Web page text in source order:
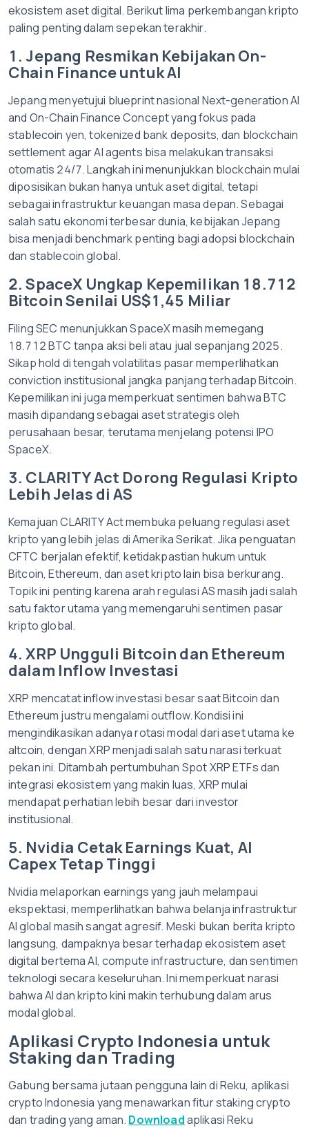
ekosistem aset digital. Berikut lima perkembangan kripto
paling penting dalam sepekan terakhir.
1. Jepang Resmikan Kebijakan On-
Chain Finance untuk AI
Jepang menyetujui blueprint nasional Next-generation AI
and On-Chain Finance Concept yang fokus pada
stablecoin yen, tokenized bank deposits, dan blockchain
settlement agar AI agents bisa melakukan transaksi
otomatis 24/7. Langkah ini menunjukkan blockchain mulai
diposisikan bukan hanya untuk aset digital, tetapi
sebagai infrastruktur keuangan masa depan. Sebagai
salah satu ekonomi terbesar dunia, kebijakan Jepang
bisa menjadi benchmark penting bagi adopsi blockchain
dan stablecoin global.
2. SpaceX Ungkap Kepemilikan 18.712
Bitcoin Senilai US$1,45 Miliar
Filing SEC menunjukkan SpaceX masih memegang
18.712 BTC tanpa aksi beli atau jual sepanjang 2025.
Sikap hold di tengah volatilitas pasar memperlihatkan
conviction institusional jangka panjang terhadap Bitcoin.
Kepemilikan ini juga memperkuat sentimen bahwa BTC
masih dipandang sebagai aset strategis oleh
perusahaan besar, terutama menjelang potensi IPO
SpaceX.
3. CLARITY Act Dorong Regulasi Kripto
Lebih Jelas di AS
Kemajuan CLARITY Act membuka peluang regulasi aset
kripto yang lebih jelas di Amerika Serikat. Jika penguatan
CFTC berjalan efektif, ketidakpastian hukum untuk
Bitcoin, Ethereum, dan aset kripto lain bisa berkurang.
Topik ini penting karena arah regulasi AS masih jadi salah
satu faktor utama yang memengaruhi sentimen pasar
kripto global.
4. XRP Ungguli Bitcoin dan Ethereum
dalam Inflow Investasi
XRP mencatat inflow investasi besar saat Bitcoin dan
Ethereum justru mengalami outflow. Kondisi ini
mengindikasikan adanya rotasi modal dari aset utama ke
altcoin, dengan XRP menjadi salah satu narasi terkuat
pekan ini. Ditambah pertumbuhan Spot XRP ETFs dan
integrasi ekosistem yang makin luas, XRP mulai
mendapat perhatian lebih besar dari investor
institusional.
5. Nvidia Cetak Earnings Kuat, AI
Capex Tetap Tinggi
Nvidia melaporkan earnings yang jauh melampaui
ekspektasi, memperlihatkan bahwa belanja infrastruktur
AI global masih sangat agresif. Meski bukan berita kripto
langsung, dampaknya besar terhadap ekosistem aset
digital bertema AI, compute infrastructure, dan sentimen
teknologi secara keseluruhan. Ini memperkuat narasi
bahwa AI dan kripto kini makin terhubung dalam arus
modal global.
Aplikasi Crypto Indonesia untuk
Staking dan Trading
Gabung bersama jutaan pengguna lain di Reku, aplikasi
crypto Indonesia yang menawarkan fitur staking crypto
dan trading yang aman. Downloadaplikasi Reku